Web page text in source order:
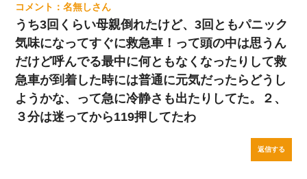
名無し
うち3回くらい母親倒れたけど、3回ともパニック
気味になってすぐに救急車！って頭の中は思うん
だけど呼んでる最中に何ともなくなったりして救
急車が到着した時には普通に元気だったらどうし
ようかな、って急に冷静さも出たりしてた。２、
３分は迷ってから119押してたわ
返信する